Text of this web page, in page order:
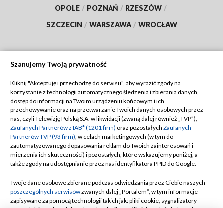
OPOLE / POZNAŃ / RZESZÓW /
SZCZECIN / WARSZAWA / WROCŁAW
TVP
Abonament TVP
Emisja w TVP
Centrum informacji TVP
Naziemna Telewizja Cyfrowa
Rada Programowa
System NOS
Regulamin TVP
Polityka prywatności
Moje zgody
Pomoc
Kontakt
Szanujemy Twoją prywatność
Kliknij "Akceptuję i przechodzę do serwisu", aby wyrazić zgody na
korzystanie z technologii automatycznego śledzenia i zbierania danych,
dostęp do informacji na Twoim urządzeniu końcowym i ich
przechowywanie oraz na przetwarzanie Twoich danych osobowych przez
nas, czyli Telewizję Polską S.A. w likwidacji (zwaną dalej również „TVP”),
Zaufanych Partnerów z IAB* (1201 firm) oraz pozostałych Zaufanych
Partnerów TVP (93 firm), w celach marketingowych (w tym do
zautomatyzowanego dopasowania reklam do Twoich zainteresowań i
mierzenia ich skuteczności) i pozostałych, które wskazujemy poniżej, a
także zgody na udostępnianie przez nas identyfikatora PPID do Google.
Twoje dane osobowe zbierane podczas odwiedzania przez Ciebie naszych
poszczególnych serwisówzwanych dalej „Portalem”, w tym informacje
zapisywane za pomocą technologii takich jak: pliki cookie, sygnalizatory